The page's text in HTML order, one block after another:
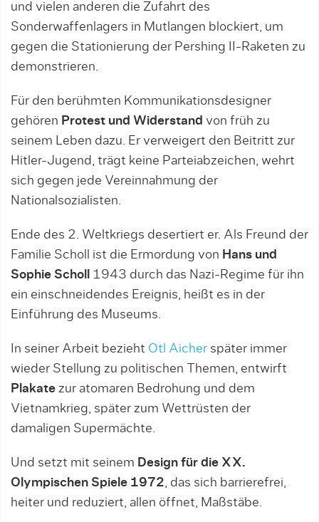
und vielen anderen die Zufahrt des
Sonderwaffenlagers in Mutlangen blockiert, um
gegen die Stationierung der Pershing II-Raketen zu
demonstrieren.
Für den berühmten Kommunikationsdesigner
gehören Protest und Widerstand von früh zu
seinem Leben dazu. Er verweigert den Beitritt zur
Hitler-Jugend, trägt keine Parteiabzeichen, wehrt
sich gegen jede Vereinnahmung der
Nationalsozialisten.
Ende des 2. Weltkriegs desertiert er. Als Freund der
Familie Scholl ist die Ermordung von Hans und
Sophie Scholl
1943 durch das Nazi-Regime für ihn
ein einschneidendes Ereignis, heißt es in der
Einführung des Museums.
In seiner Arbeit bezieht Otl Aicher später immer
wieder Stellung zu politischen Themen, entwirft
Plakate zur atomaren Bedrohung und dem
Vietnamkrieg, später zum Wettrüsten der
damaligen Supermächte.
Und setzt mit seinem Design für die XX.
Olympischen Spiele 1972, das sich barrierefrei,
heiter und reduziert, allen öffnet, Maßstäbe.